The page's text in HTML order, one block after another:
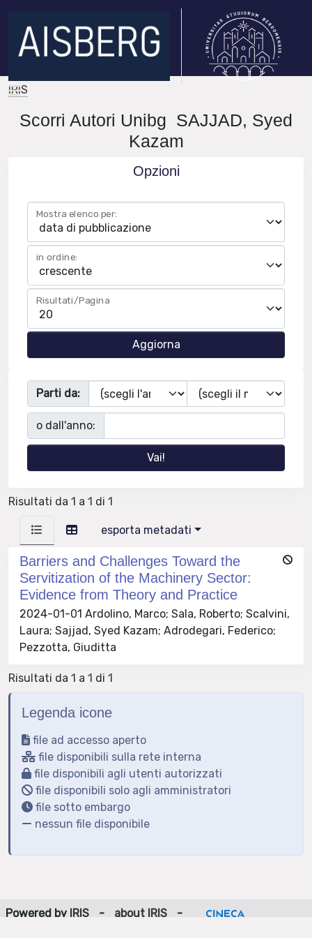
IRIS
Scorri Autori Unibg SAJJAD, Syed
Kazam
Opzioni
Mostra elenco per:
in ordine:
Risultati/Pagina
Parti da:
o dall'anno:
Risultati da 1 a 1 di 1
esporta metadati
Barriers and Challenges Toward the
Servitization of the Machinery Sector:
Evidence from Theory and Practice
2024-01-01 Ardolino, Marco; Sala, Roberto; Scalvini,
Laura; Sajjad, Syed Kazam; Adrodegari, Federico;
Pezzotta, Giuditta
Risultati da 1 a 1 di 1
Legenda icone
file ad accesso aperto
file disponibili sulla rete interna
file disponibili agli utenti autorizzati
file disponibili solo agli amministratori
file sotto embargo
nessun file disponibile
Powered by IRIS - about IRIS
-